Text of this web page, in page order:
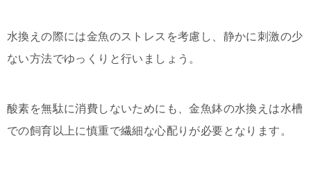
水換えの際には金魚のストレスを考慮し、静かに刺激の少
ない方法でゆっくりと行いましょう。
酸素を無駄に消費しないためにも、金魚鉢の水換えは水槽
での飼育以上に慎重で繊細な心配りが必要となります。